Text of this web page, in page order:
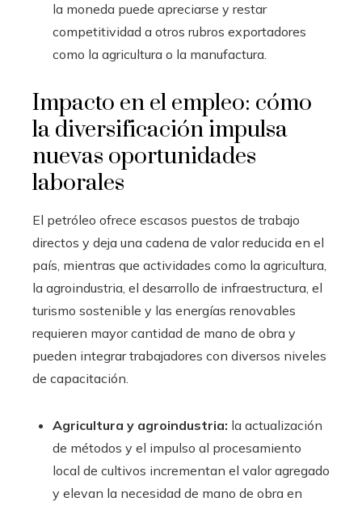
la moneda puede apreciarse y restar
competitividad a otros rubros exportadores
como la agricultura o la manufactura.
Impacto en el empleo: cómo
la diversificación impulsa
nuevas oportunidades
laborales
El petróleo ofrece escasos puestos de trabajo
directos y deja una cadena de valor reducida en el
país, mientras que actividades como la agricultura,
la agroindustria, el desarrollo de infraestructura, el
turismo sostenible y las energías renovables
requieren mayor cantidad de mano de obra y
pueden integrar trabajadores con diversos niveles
de capacitación.
Agricultura y agroindustria: la actualización
de métodos y el impulso al procesamiento
local de cultivos incrementan el valor agregado
y elevan la necesidad de mano de obra en